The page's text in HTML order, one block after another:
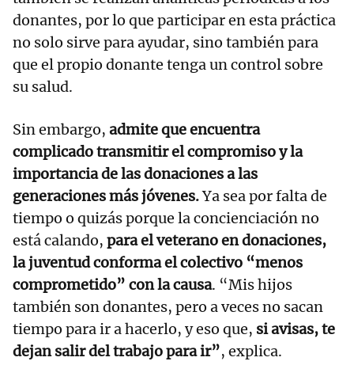
donantes, por lo que participar en esta práctica
no solo sirve para ayudar, sino también para
que el propio donante tenga un control sobre
su salud.
Sin embargo, admite que encuentra
complicado transmitir el compromiso y la
importancia de las donaciones a las
generaciones más jóvenes.Ya sea por falta de
tiempo o quizás porque la concienciación no
está calando, para el veterano en donaciones,
la juventud conforma el colectivo “menos
comprometido” con la causa. “Mis hijos
también son donantes, pero a veces no sacan
tiempo para ir a hacerlo, y eso que, si avisas, te
dejan salir del trabajo para ir”, explica.